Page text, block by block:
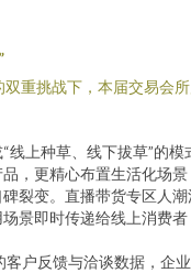
重挑战下，本届交易会
线上种草、线下拔草”的模
，更精心布置生活化场景
裂变。直播带货专区人潮
景即时传递给线上消费者
客户反馈与洽谈数据，企